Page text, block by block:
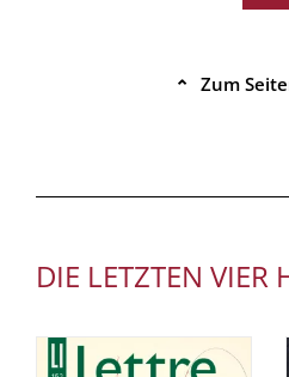
⌃ Zum
DIE LETZTEN VIER